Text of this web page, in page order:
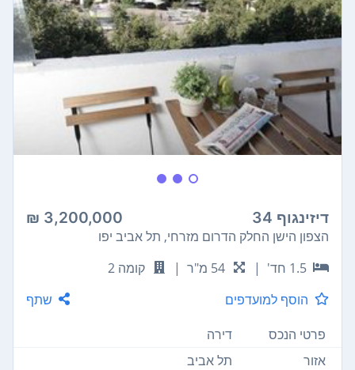
דיזינגוף 34 3,200,000 ₪
הצפון הישן החלק הדרום מזרחי, תל אביב יפו
1.5 חד'
| 54 מ"ר |
קומה 2
הוסף למועדפים
שתף
פרטי הנכס
דירה
אזור
תל אביב